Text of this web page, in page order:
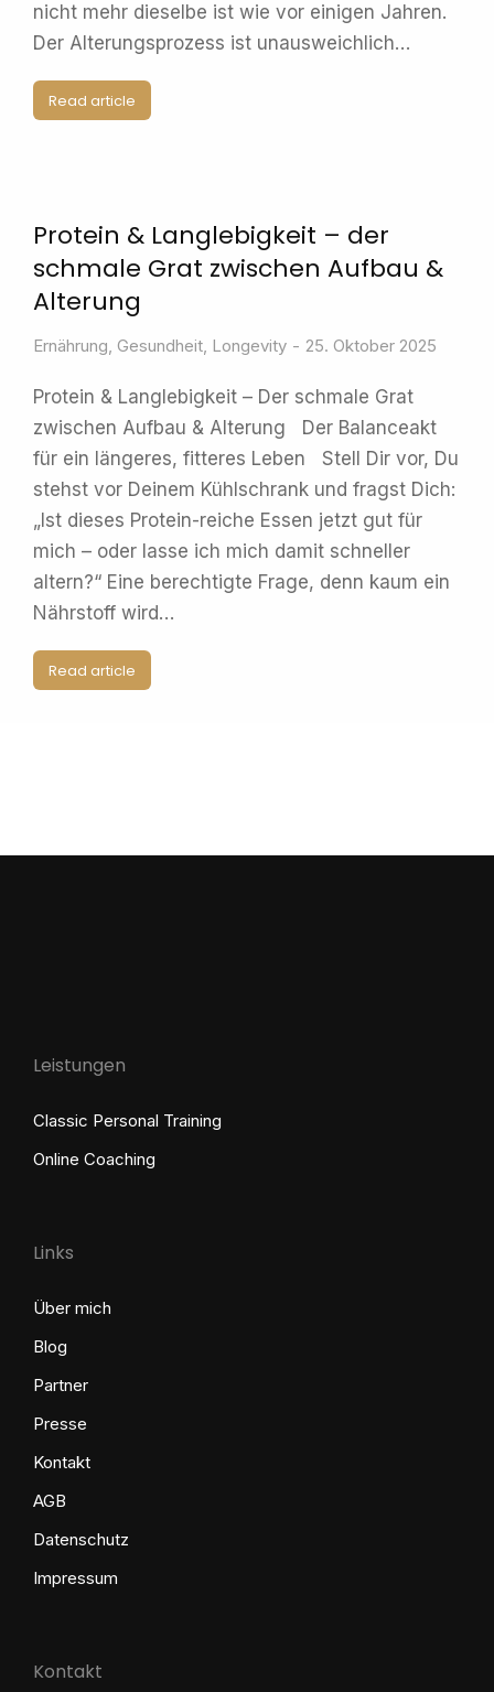
nicht mehr dieselbe ist wie vor einigen Jahren.
Der Alterungsprozess ist unausweichlich…
Read article
Protein & Langlebigkeit – der
schmale Grat zwischen Aufbau &
Alterung
Ernährung, Gesundheit, Longevity 25. Oktober 2025
Protein & Langlebigkeit – Der schmale Grat
zwischen Aufbau & Alterung Der Balanceakt
für ein längeres, fitteres Leben Stell Dir vor, Du
stehst vor Deinem Kühlschrank und fragst Dich:
„Ist dieses Protein-reiche Essen jetzt gut für
mich – oder lasse ich mich damit schneller
altern?“ Eine berechtigte Frage, denn kaum ein
Nährstoff wird…
Read article
Leistungen
Classic Personal Training
Online Coaching
Links
Über mich
Blog
Partner
Presse
Kontakt
AGB
Datenschutz
Impressum
Kontakt